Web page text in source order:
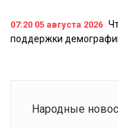
07:20 05 августа 2026
поддержки
Народные